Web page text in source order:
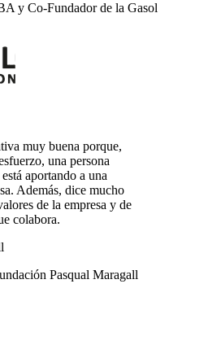
y Co-Fundador de la Gasol
muy buena porque,
una persona
aportando a una
Además, dice mucho
de la empresa y de
colabora.
Pasqual Maragall